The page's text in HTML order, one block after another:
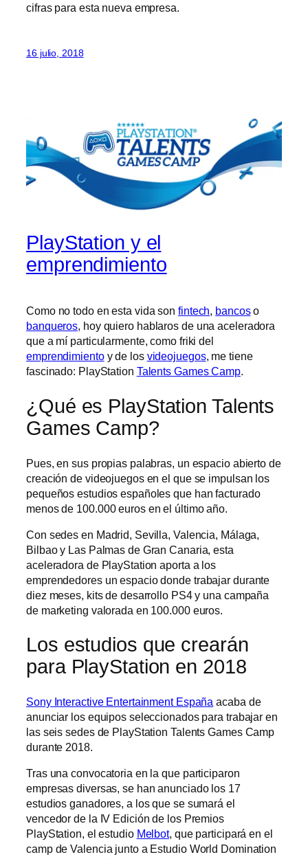
cifras para esta nueva empresa.
16 julio, 2018
PlayStation y el
emprendimiento
Como no todo en esta vida son fintech, bancoso
banqueros, hoy quiero hablaros de una aceleradora
que a mí particularmente, como friki del
emprendimientoy de los videojuegos, me tiene
fascinado: PlayStation Talents Games Camp.
¿Qué es PlayStation Talents
Games Camp?
Pues, en sus propias palabras, un espacio abierto de
creación de videojuegos en el que se impulsan los
pequeños estudios españoles que han facturado
menos de 100.000 euros en el último año.
Con sedes en Madrid, Sevilla, Valencia, Málaga,
Bilbao y Las Palmas de Gran Canaria, esta
aceleradora de PlayStation aporta a los
emprendedores un espacio donde trabajar durante
diez meses, kits de desarrollo PS4 y una campaña
de marketing valorada en 100.000 euros.
Los estudios que crearán
para PlayStation en 2018
Sony Interactive Entertainment España acaba de
anunciar los equipos seleccionados para trabajar en
las seis sedes de PlayStation Talents Games Camp
durante 2018.
Tras una convocatoria en la que participaron
empresas diversas, se han anunciado los 17
estudios ganadores, a los que se sumará el
vencedor de la IV Edición de los Premios
PlayStation, el estudio Melbot, que participará en el
camp de Valencia junto a Estudio World Domination